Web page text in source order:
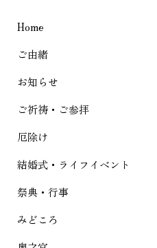
ー
シ
ョ
ン
Home
ご由緒
お知らせ
ご祈祷・ご参拝
厄除け
結婚式・ライフイベント
祭典・行事
みどころ